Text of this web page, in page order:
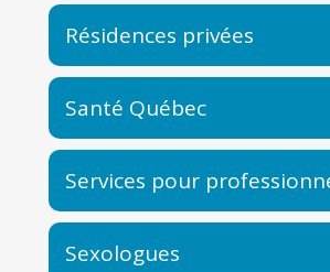
Résidences privées
Santé Québec
Services pour
Sexologues